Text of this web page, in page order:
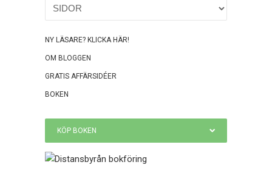
NY LÄSARE? KLICKA HÄR!
OM BLOGGEN
GRATIS AFFÄRSIDÉER
BOKEN
KÖP BOKEN